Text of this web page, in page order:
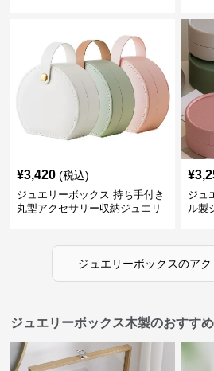
¥3,420 (税込)
ジュエリーボックス 持ち手付き
丸型アクセサリー収納ジュエリ
¥
ジュ
ル製
ジュエリーボックスのアク
ジュエリーボックス木製のおすす